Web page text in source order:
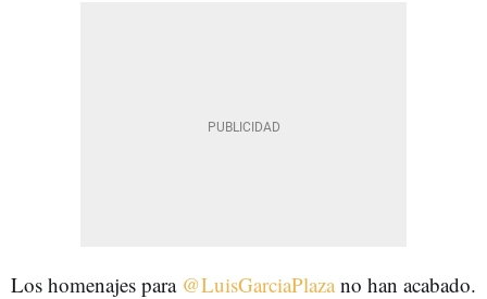
Los homenajes para @LuisGarciaPlazano han acabado.